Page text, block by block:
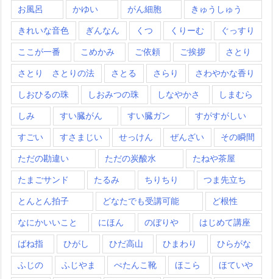
お風呂 かゆい がん細胞 きゅうしゅう
きれいな音色 ぎんなん くつ くりーむ ぐっすり
ここが一番 こめかみ ご依頼 ご挨拶 さとり
さとり さとりの法 さとる さらり さわやかな香り
しおひるの珠 しおみつの珠 しなやかさ しまむら
しみ すい臓がん すい臓ガン すがすがしい
すごい すさまじい せっけん ぜんざい その瞬間
ただの勘違い ただの炭酸水 たねや茶屋
たまごサンド たるみ ちりちり つま先立ち
とんとん拍子 どなたでも受講可能 ど根性
なにかいいこと にほん のぼりや はじめて講座
ばね指 ひがし ひだ高山 ひまわり ひらがな
ふじの ふじやま ぺたんこ靴 ほこら ほていや